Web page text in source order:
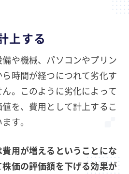
上する
や機械、パソコンやプリン
時間が経つにつれて劣化す
。このように劣化によって
を、費用として計上するこ
す。
用が増えるということにな
価の評価額を下げる効果が